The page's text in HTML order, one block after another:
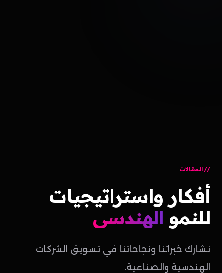
المقالات
أفكار واستراتيجيات
للنمو الهندسي
نشارك خبراتنا ونجاحاتنا في تسويق الشركات
الهندسية والصناعية.